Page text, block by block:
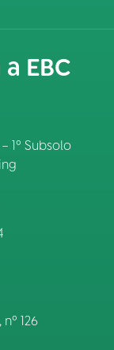
EBC
1º Subsolo
126